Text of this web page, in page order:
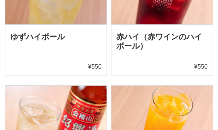
ゆずハイボール
¥550
赤ハイ（赤ワインのハイ
ボール）
¥550